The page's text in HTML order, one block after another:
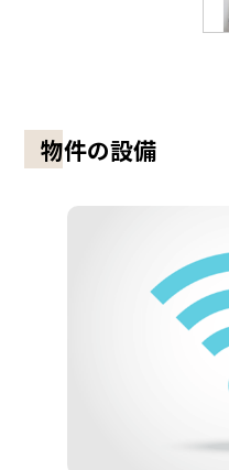
物件の設備